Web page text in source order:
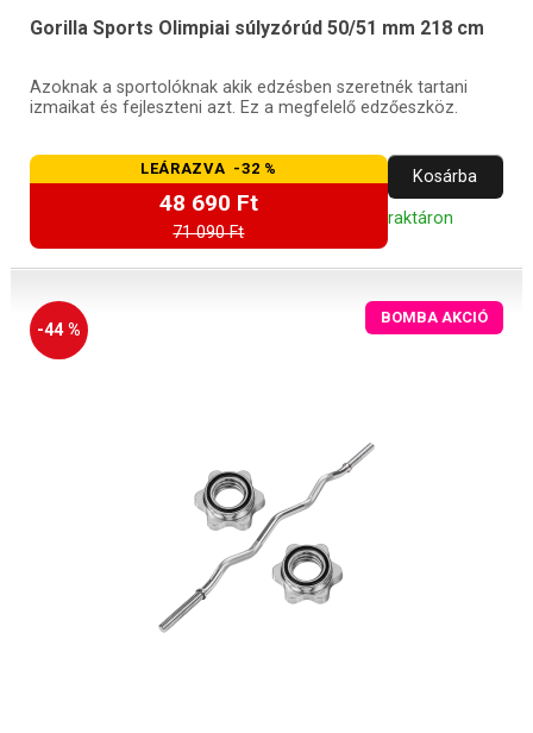
Gorilla Sports Olimpiai súlyzórúd 50/51 mm 218 cm
Azoknak a sportolóknak akik edzésben szeretnék tartani
izmaikat és fejleszteni azt. Ez a megfelelő edzőeszköz.
LEÁRAZVA -32 %
48 690 Ft
71 090 Ft
Kosárba
raktáron
-44 %
BOMBA AKCIÓ